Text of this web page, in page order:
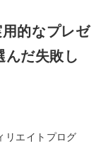
的なプレゼ
だ失敗し
リエイトプログ